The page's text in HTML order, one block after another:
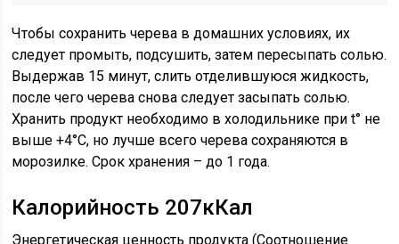
Чтобы сохранить черева в домашних условиях, их
следует промыть, подсушить, затем пересыпать солью.
Выдержав 15 минут, слить отделившуюся жидкость,
после чего черева снова следует засыпать солью.
Хранить продукт необходимо в холодильнике при t° не
выше +4°C, но лучше всего черева сохраняются в
морозилке. Срок хранения – до 1 года.
Калорийность 207кКал
Энергетическая ценность продукта (Соотношение